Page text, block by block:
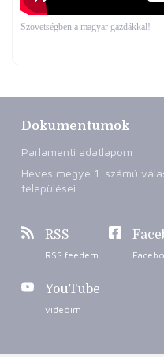
Szövetségben a magyar gazdákkal!
Dokumentumok
Parlamenti adatlapom
Heves megye 1. számú
települései
RSS
RSS feedem
YouTube
videóim